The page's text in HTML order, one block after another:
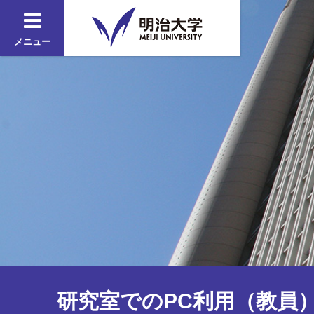
メニュー
研究室でのPC利用（教員